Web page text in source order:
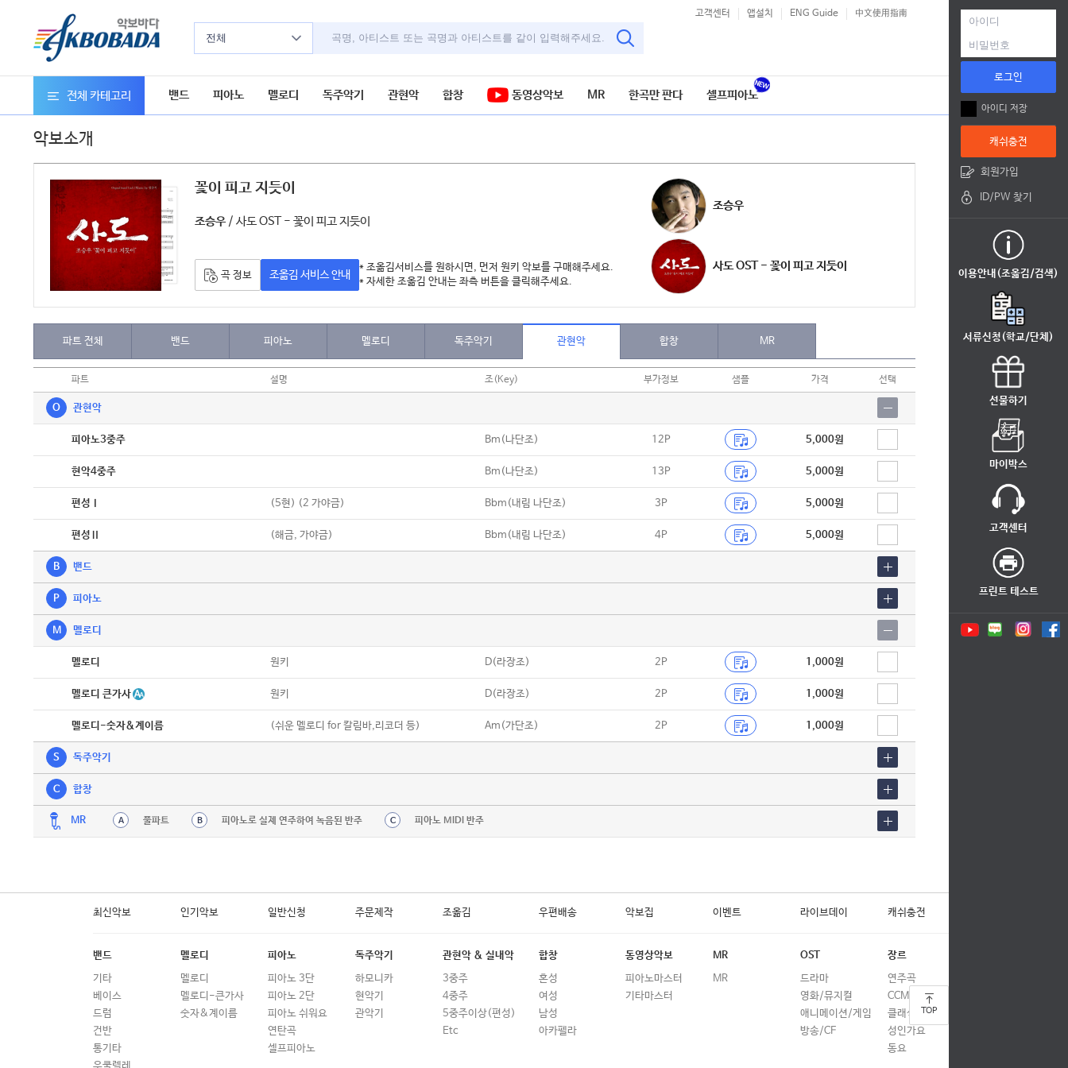
전체
고객센터 앱설치 ENG Guide 中文使用指南
전체 카테고리 밴드 피아노 멜로디 독주악기 관현악 합창 동영상악보 MR 한곡만 판다 셀프피아노
악보소개
꽃이 피고 지듯이
조승우/ 사도 OST - 꽃이 피고 지듯이
곡 정보 조옮김 서비스 안내
* 조옮김서비스를 원하시면, 먼저 원키 악보를 구매해주세요.
* 자세한 조옮김 안내는 좌측 버튼을 클릭해주세요.
조승우
사도 OST - 꽃이 피고 지듯이
파트 전체 밴드 피아노 멜로디 독주악기 관현악 합창 MR
파트 설명 조(Key) 부가정보 샘플 가격 선택
O 관현악
피아노3중주 Bm(나단조) 12P 5,000원
현악4중주 Bm(나단조) 13P 5,000원
편성Ⅰ (5현) (2 가야금) Bbm(내림 나단조) 3P 5,000원
편성Ⅱ (해금, 가야금) Bbm(내림 나단조) 4P 5,000원
B 밴드
P 피아노
M 멜로디
멜로디 원키 D(라장조) 2P 1,000원
멜로디 큰가사 원키 D(라장조) 2P 1,000원
멜로디-숫자&계이름 (쉬운 멜로디 for 칼림바,리코더 등) Am(가단조) 2P 1,000원
S 독주악기
C 합창
MR A 풀파트 B 피아노로 실제 연주하여 녹음된 반주 C 피아노 MIDI 반주
최신악보 인기악보 일반신청 주문제작 조옮김 우편배송 악보집 이벤트 라이브데이 캐쉬충전
밴드
기타
베이스
드럼
건반
통기타
멜로디
멜로디
멜로디-큰가사
숫자&계이름
피아노
피아노 3단
피아노 2단
피아노 쉬워요
연탄곡
셀프피아노
독주악기
하모니카
현악기
관악기
관현악 & 실내악
3중주
4중주
5중주이상(편성)
Etc
합창
혼성
여성
남성
아카펠라
동영상악보
피아노마스터
기타마스터
MR
MR
OST
드라마
영화/뮤지컬
애니메이션/게임
방송/CF
장르
연주곡
CCM
클래식
성인가요
동요
로그인
아이디 저장
캐쉬충전
회원가입
ID/PW 찾기
이용안내(조옮김/검색)
서류신청(학교/단체)
선물하기
마이박스
고객센터
프린트 테스트
TOP